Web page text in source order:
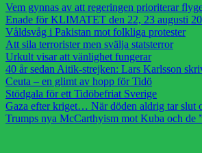
Vem gynnas av att regeringen prioriterar
Enade för KLIMATET den 22, 23 augusti
Våldsvåg i Pakistan mot folkliga protester
Att sila terrorister men svälja statsterror
Urkult visar att vänlighet fungerar
40 år sedan Aitik-strejken: Lars Karlsson
Ceuta – en glimt av hopp för Tidö
Stödgala för ett Tidöbefriat Sverige
Gaza efter kriget… När döden aldrig tar slut
Trumps nya McCarthyism mot Kuba och de